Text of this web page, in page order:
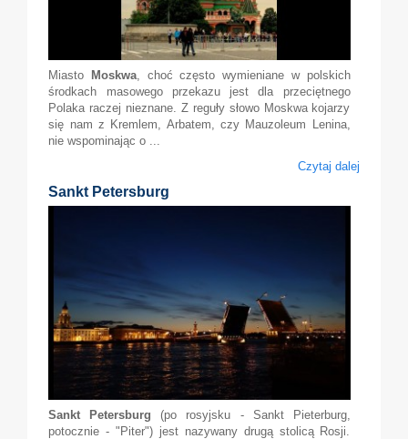
Miasto Moskwa, choć często wymieniane w polskich
środkach masowego przekazu jest dla przeciętnego
Polaka raczej nieznane. Z reguły słowo Moskwa kojarzy
się nam z Kremlem, Arbatem, czy Mauzoleum Lenina,
nie wspominając o ...
Czytaj dalej
Sankt Petersburg
Sankt Petersburg (po rosyjsku - Sankt Pieterburg,
potocznie - "Piter") jest nazywany drugą stolicą Rosji.